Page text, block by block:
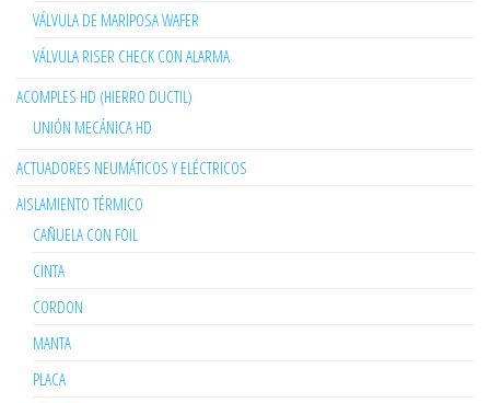
VÁLVULA DE MARIPOSA WAFER
VÁLVULA RISER CHECK CON ALARMA
ACOMPLES HD (HIERRO DUCTIL)
UNIÓN MECÁNICA HD
ACTUADORES NEUMÁTICOS Y ELÉCTRICOS
AISLAMIENTO TÉRMICO
CAÑUELA CON FOIL
CINTA
CORDON
MANTA
PLACA